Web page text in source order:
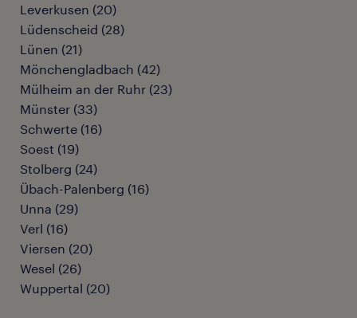
Leverkusen (20)
Lüdenscheid (28)
Lünen (21)
Mönchengladbach (42)
Mülheim an der Ruhr (23)
Münster (33)
Schwerte (16)
Soest (19)
Stolberg (24)
Übach-Palenberg (16)
Unna (29)
Verl (16)
Viersen (20)
Wesel (26)
Wuppertal (20)